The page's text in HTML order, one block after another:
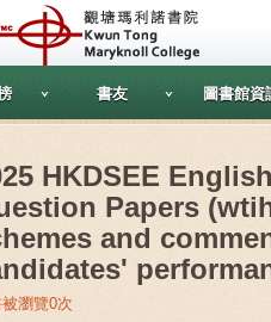
書友 圖書館資
HKDSEE
Papers
and
瀏覽0次